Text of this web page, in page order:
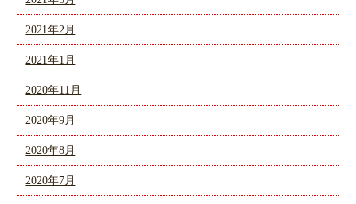
2021年2月
2021年1月
2020年11月
2020年9月
2020年8月
2020年7月